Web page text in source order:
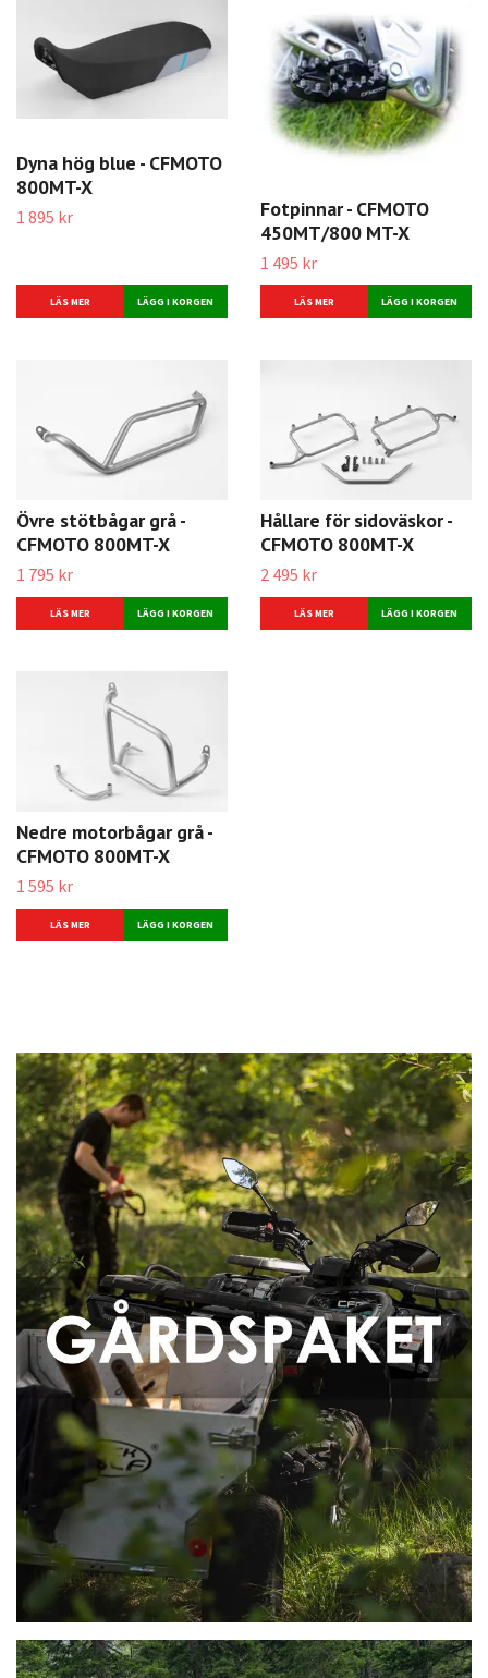
Dyna hög blue - CFMOTO
800MT-X
1 895 kr
LÄS MER
Fotpinnar - CFMOTO
450MT/800 MT-X
1 495 kr
LÄS MER
Övre stötbågar grå -
CFMOTO 800MT-X
1 795 kr
LÄS MER
Hållare för sidoväskor -
CFMOTO 800MT-X
2 495 kr
LÄS MER
Nedre motorbågar grå -
CFMOTO 800MT-X
1 595 kr
LÄS MER